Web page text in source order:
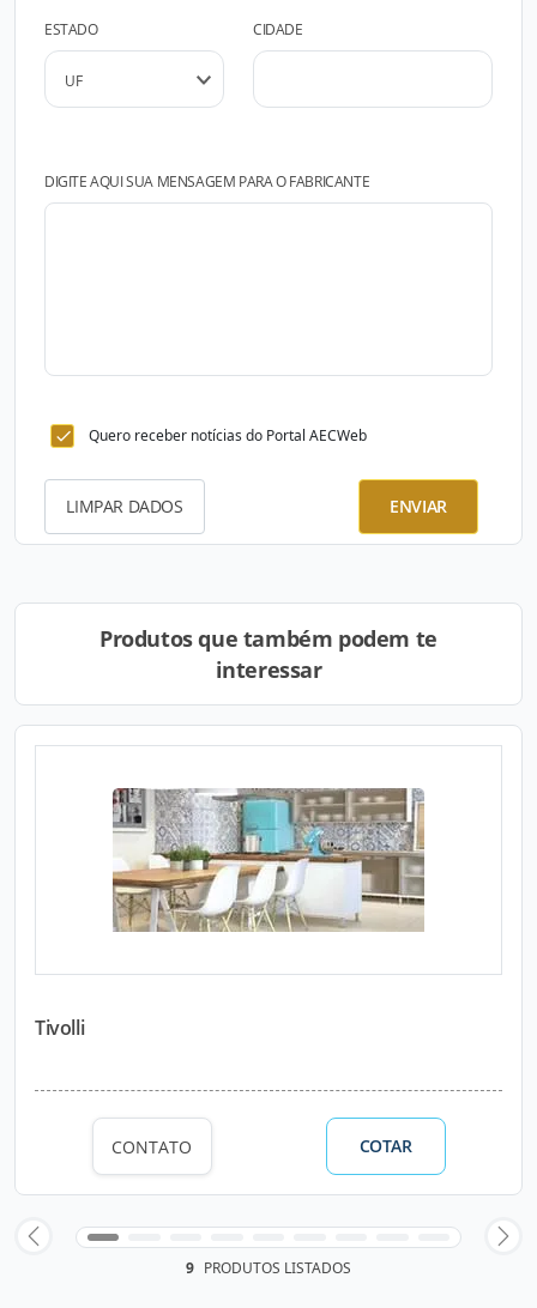
ESTADO CIDADE
DIGITE AQUI SUA MENSAGEM PARA O FABRICANTE
Quero receber notícias do Portal AECWeb
LIMPAR DADOS ENVIAR
Produtos que também podem te
interessar
Tivolli
CONTATO COTAR
9 PRODUTOS LISTADOS